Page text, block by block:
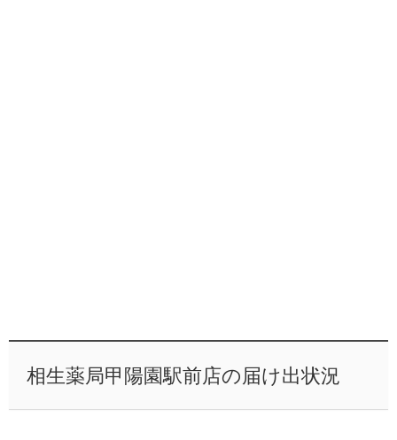
相生薬局甲陽園駅前店の届け出状況